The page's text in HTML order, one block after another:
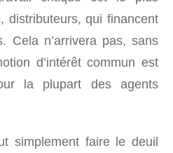
distributeurs, qui financent
Cela n’arrivera pas, sans
d’intérêt commun est
la plupart des agents
simplement faire le deuil